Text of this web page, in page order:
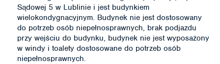
Sądowej 5 w Lublinie i jest budynkiem
wielokondygnacyjnym. Budynek nie jest dostosowany
do potrzeb osób niepełnosprawnych, brak podjazdu
przy wejściu do budynku, budynek nie jest wyposażony
w windy i toalety dostosowane do potrzeb osób
niepełnosprawnych.